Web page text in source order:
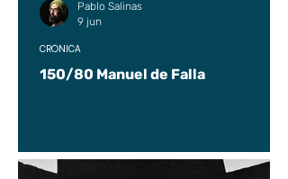
150/80 Manuel de Falla
CRÓNICA
Pablo Salinas
9 jun